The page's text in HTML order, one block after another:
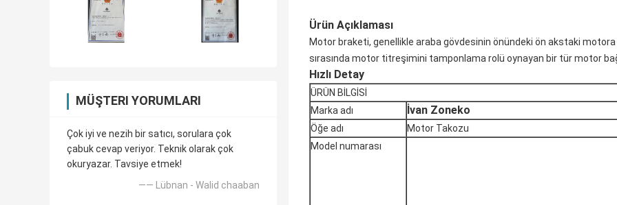
MÜŞTERI YORUMLARI
Çok iyi ve nezih bir satıcı, sorulara çok
çabuk cevap veriyor. Teknik olarak çok
okuryazar. Tavsiye etmek!
—— Lübnan - Walid chaaban
Ürün Açıklaması
Motor braketi, genellikle araba gövdesinin önündeki ön akstaki
sırasında motor titreşimini tamponlama rolü oynayan bir tür motor
Hızlı Detay
ÜRÜN BİLGİSİ
Marka adı
İvan Zoneko
Öğe adı
Motor Takozu
Model numarası